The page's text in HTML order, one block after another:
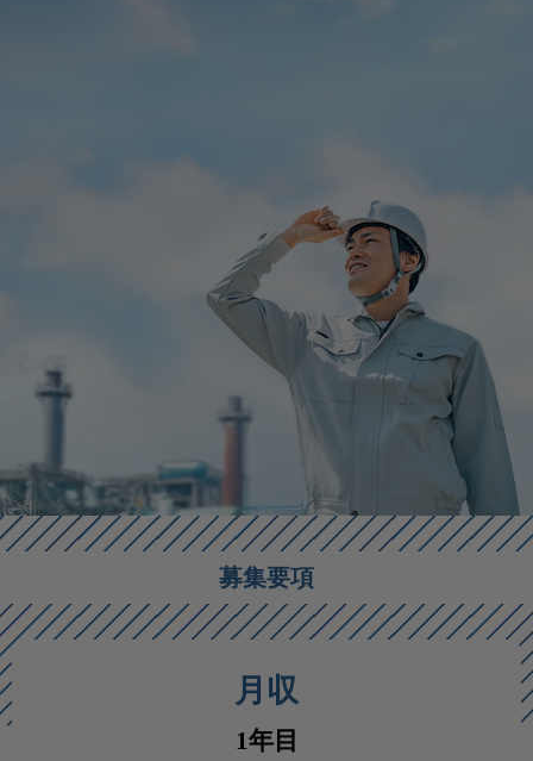
募集要項
月収
1年目